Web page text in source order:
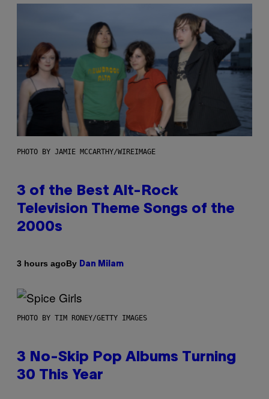
PHOTO BY JAMIE MCCARTHY/WIREIMAGE
3 of the Best Alt-Rock
Television Theme Songs of the
2000s
3 hours agoBy Dan Milam
PHOTO BY TIM RONEY/GETTY IMAGES
3 No-Skip Pop Albums Turning
30 This Year